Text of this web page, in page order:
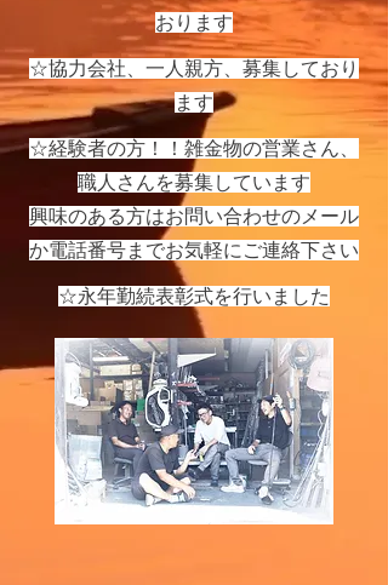
おります
☆協力会社、一人親方、募集しており
ます
☆経験者の方！！雑金物の営業さん、
職人さんを募集しています
​興味のある方はお問い合わせのメール
か電話番号までお気軽にご連絡下さい
☆永年勤続表彰式を行いました